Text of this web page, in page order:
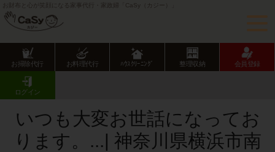
お財布と心が笑顔になる家事代行・家政婦「CaSy（カジー）」
お掃除代行 お料理代行 ﾊｳｽｸﾘｰﾆﾝｸﾞ 整理収納 会員登録
ログイン
CaSy TOP
お客様の声･口コミ詳細
いつも大変お世話になってお
ります。...| 神奈川県横浜市南